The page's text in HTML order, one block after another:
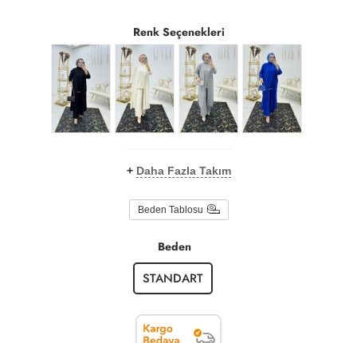
Renk Seçenekleri
+ Daha Fazla Takım
Beden Tablosu
Beden
STANDART